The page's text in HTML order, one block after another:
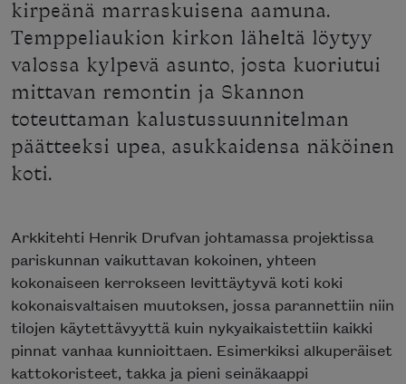
kirpeänä marraskuisena aamuna.
Temppeliaukion kirkon läheltä löytyy
valossa kylpevä asunto, josta kuoriutui
mittavan remontin ja Skannon
toteuttaman kalustussuunnitelman
päätteeksi upea, asukkaidensa näköinen
koti.
Arkkitehti Henrik Drufvan johtamassa projektissa
pariskunnan vaikuttavan kokoinen, yhteen
kokonaiseen kerrokseen levittäytyvä koti koki
kokonaisvaltaisen muutoksen, jossa parannettiin niin
tilojen käytettävyyttä kuin nykyaikaistettiin kaikki
pinnat vanhaa kunnioittaen. Esimerkiksi alkuperäiset
kattokoristeet, takka ja pieni seinäkaappi